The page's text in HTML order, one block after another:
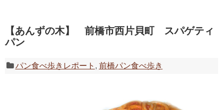
【あんずの木】 前橋市西片貝町 スパゲティ
パン
パン食べ歩きレポート , 前橋パン食べ歩き